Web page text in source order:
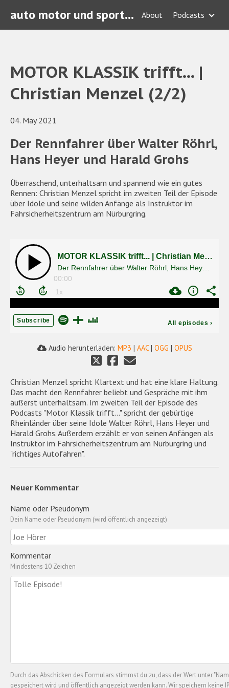
auto motor und sport Podcasts About Podcasts
MOTOR KLASSIK trifft... |
Christian Menzel (2/2)
04. May 2021
Der Rennfahrer über Walter Röhrl,
Hans Heyer und Harald Grohs
Überraschend, unterhaltsam und spannend wie ein gutes
Rennen: Christian Menzel spricht im zweiten Teil der Episode
über Idole und seine wilden Anfänge als Instruktor im
Fahrsicherheitszentrum am Nürburgring.
MOTOR KLASSIK trifft... | Christian Menzel (2/2)
00:00
Subscribe All episodes ›
Audio herunterladen: MP3 | AAC| OGG | OPUS
Christian Menzel spricht Klartext und hat eine klare Haltung.
Das macht den Rennfahrer beliebt und Gespräche mit ihm
äußerst unterhaltsam. Im zweiten Teil der Episode des
Podcasts "Motor Klassik trifft…" spricht der gebürtige
Rheinländer über seine Idole Walter Röhrl, Hans Heyer und
Harald Grohs. Außerdem erzählt er von seinen Anfängen als
Instruktor im Fahrsicherheitszentrum am Nürburgring und
"richtiges Autofahren".
Neuer Kommentar
Name oder Pseudonym
Dein Name oder Pseudonym (wird öffentlich angezeigt)
Kommentar
Mindestens 10 Zeichen
Durch das Abschicken des Formulars stimmst du zu, dass der Wert unter
gespeichert wird und öffentlich angezeigt werden kann. Wir speichern keine